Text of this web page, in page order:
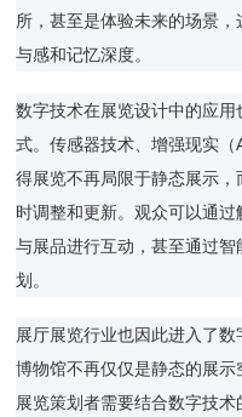
所，甚至是体验未来的场景
与感和记忆深度。
数字技术在展览设计中的应
式。传感器技术、增强现实
得展览不再局限于静态展示
时调整和更新。观众可以通
与展品进行互动，甚至通过
划。
展厅展览行业也因此进入了
博物馆不再仅仅是静态的展示
展览策划者需要结合数字技